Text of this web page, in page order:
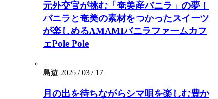
元外交官が挑む「奄美産バニラ」の夢！
バニラと奄美の素材をつかったスイーツ
が楽しめるAMAMIバニラファームカフ
ェPole Pole
島遊 2026 / 03 / 17
月の出を待ちながらシマ唄を楽しむ豊か